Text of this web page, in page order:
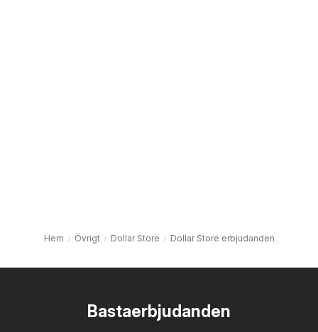
Hem Övrigt Dollar Store Dollar Store erbjudanden
Bastaerbjudanden